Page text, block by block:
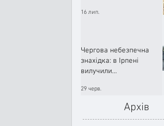
16 лип.
Чергова небезпечна
знахідка: в Ірпені
вилучили
29 черв.
Архів